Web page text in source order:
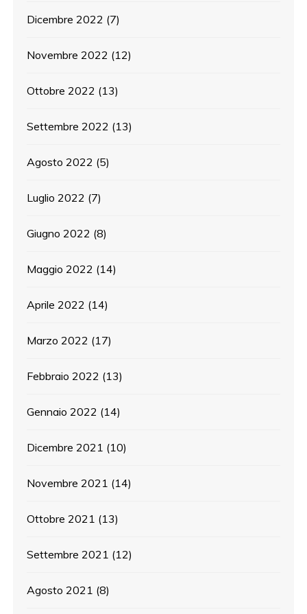
Dicembre 2022 (7)
Novembre 2022 (12)
Ottobre 2022 (13)
Settembre 2022 (13)
Agosto 2022 (5)
Luglio 2022 (7)
Giugno 2022 (8)
Maggio 2022 (14)
Aprile 2022 (14)
Marzo 2022 (17)
Febbraio 2022 (13)
Gennaio 2022 (14)
Dicembre 2021 (10)
Novembre 2021 (14)
Ottobre 2021 (13)
Settembre 2021 (12)
Agosto 2021 (8)